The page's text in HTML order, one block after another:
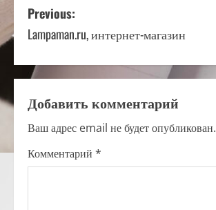
P
o
s
t
n
a
Previous:
Lampaman.ru, интернет-магазин
Добавить комментарий
Ваш адрес email не будет опубликован.
Комментарий *